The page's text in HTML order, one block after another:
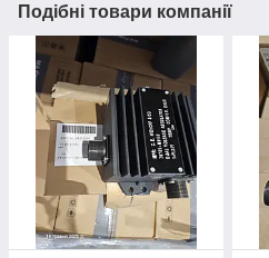
Подібні товари компанії